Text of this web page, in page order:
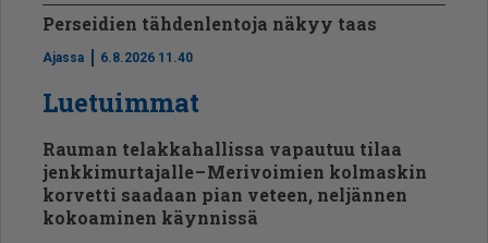
Perseidien tähdenlentoja näkyy taas
Ajassa 6.8.2026 11.40
Luetuimmat
Rauman telakkahallissa vapautuu tilaa
jenkkimurtajalle – Merivoimien kolmaskin
korvetti saadaan pian veteen, neljännen
kokoaminen käynnissä